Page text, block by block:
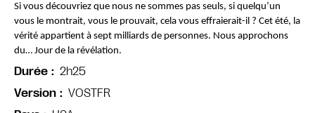
Si vous découvriez que nous ne sommes pas seuls, si quelqu’un
vous le montrait, vous le prouvait, cela vous effraierait-il ? Cet été, la
vérité appartient à sept milliards de personnes. Nous approchons
du… Jour de la révélation.
Durée
2h25
Version
VOSTFR